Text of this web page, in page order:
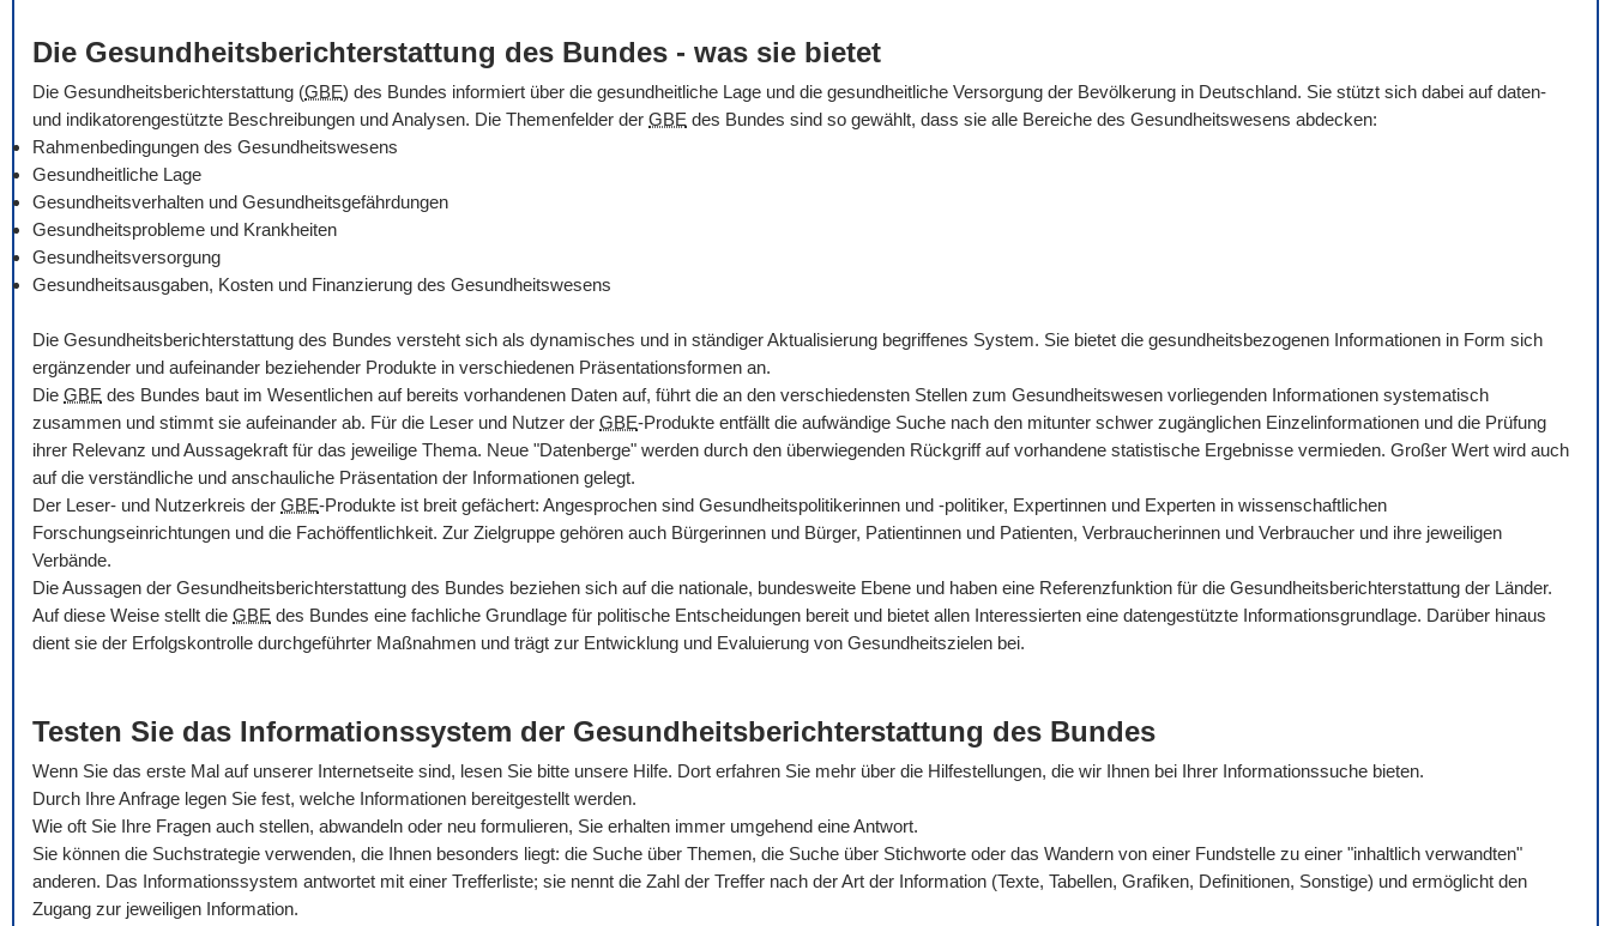
Die Gesundheitsberichterstattung des Bundes - was sie bietet
Die Gesundheitsberichterstattung (GBE) des Bundes informiert über die gesundheitliche Lage und die gesundheitliche Versorgung der Bevölkerung in Deutschland. Sie stützt sich dabei auf daten-
und indikatorengestützte Beschreibungen und Analysen. Die Themenfelder der GBE des Bundes sind so gewählt, dass sie alle Bereiche des Gesundheitswesens abdecken:
Rahmenbedingungen des Gesundheitswesens
Gesundheitliche Lage
Gesundheitsverhalten und Gesundheitsgefährdungen
Gesundheitsprobleme und Krankheiten
Gesundheitsversorgung
Gesundheitsausgaben, Kosten und Finanzierung des Gesundheitswesens
Die Gesundheitsberichterstattung des Bundes versteht sich als dynamisches und in ständiger Aktualisierung begriffenes System. Sie bietet die gesundheitsbezogenen Informationen in Form sich
ergänzender und aufeinander beziehender Produkte in verschiedenen Präsentationsformen an.
Die GBE des Bundes baut im Wesentlichen auf bereits vorhandenen Daten auf, führt die an den verschiedensten Stellen zum Gesundheitswesen vorliegenden Informationen systematisch
zusammen und stimmt sie aufeinander ab. Für die Leser und Nutzer der GBE-Produkte entfällt die aufwändige Suche nach den mitunter schwer zugänglichen Einzelinformationen und die Prüfung
ihrer Relevanz und Aussagekraft für das jeweilige Thema. Neue "Datenberge" werden durch den überwiegenden Rückgriff auf vorhandene statistische Ergebnisse vermieden. Großer Wert wird auch
auf die verständliche und anschauliche Präsentation der Informationen gelegt.
Der Leser- und Nutzerkreis der GBE-Produkte ist breit gefächert: Angesprochen sind Gesundheitspolitikerinnen und -politiker, Expertinnen und Experten in wissenschaftlichen
Forschungseinrichtungen und die Fachöffentlichkeit. Zur Zielgruppe gehören auch Bürgerinnen und Bürger, Patientinnen und Patienten, Verbraucherinnen und Verbraucher und ihre jeweiligen
Verbände.
Die Aussagen der Gesundheitsberichterstattung des Bundes beziehen sich auf die nationale, bundesweite Ebene und haben eine Referenzfunktion für die Gesundheitsberichterstattung der Länder.
Auf diese Weise stellt die GBE des Bundes eine fachliche Grundlage für politische Entscheidungen bereit und bietet allen Interessierten eine datengestützte Informationsgrundlage. Darüber hinaus
dient sie der Erfolgskontrolle durchgeführter Maßnahmen und trägt zur Entwicklung und Evaluierung von Gesundheitszielen bei.
Testen Sie das Informationssystem der Gesundheitsberichterstattung des Bundes
Wenn Sie das erste Mal auf unserer Internetseite sind, lesen Sie bitte unsere Hilfe. Dort erfahren Sie mehr über die Hilfestellungen, die wir Ihnen bei Ihrer Informationssuche bieten.
Durch Ihre Anfrage legen Sie fest, welche Informationen bereitgestellt werden.
Wie oft Sie Ihre Fragen auch stellen, abwandeln oder neu formulieren, Sie erhalten immer umgehend eine Antwort.
Sie können die Suchstrategie verwenden, die Ihnen besonders liegt: die Suche über Themen, die Suche über Stichworte oder das Wandern von einer Fundstelle zu einer "inhaltlich verwandten"
anderen. Das Informationssystem antwortet mit einer Trefferliste; sie nennt die Zahl der Treffer nach der Art der Information (Texte, Tabellen, Grafiken, Definitionen, Sonstige) und ermöglicht den
Zugang zur jeweiligen Information.